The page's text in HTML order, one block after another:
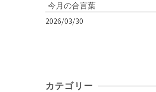
今月の合言葉
2026/03/30
カテゴリー